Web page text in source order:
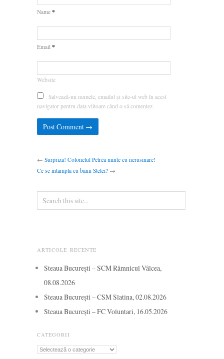
Name *
Email *
Website
Salvează-mi numele, emailul și site-ul web în acest
navigator pentru data viitoare când o să comentez.
← Surpriza! Colonelul Petrea minte cu nerusinare!
Ce se intampla cu banii Stelei? →
ARTICOLE RECENTE
Steaua București – SCM Râmnicul Vâlcea,
08.08.2026
Steaua București – CSM Slatina, 02.08.2026
Steaua București – FC Voluntari, 16.05.2026
CATEGORII
Categorii